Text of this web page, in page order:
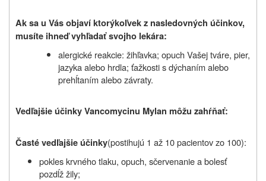
Ak sa u Vás objaví ktorýkoľvek z nasledovných účinkov,
musíte ihneď vyhľadať svojho lekára:
alergické reakcie: žihľavka; opuch Vašej tváre, pier,
jazyka alebo hrdla; ťažkosti s dýchaním alebo
prehĺtaním alebo závraty.
Vedľajšie účinky Vancomycinu Mylan môžu zahŕňať:
Časté vedľajšie účinky(postihujú 1 až 10 pacientov zo 100):
pokles krvného tlaku, opuch, sčervenanie a bolesť
pozdĺž žily;